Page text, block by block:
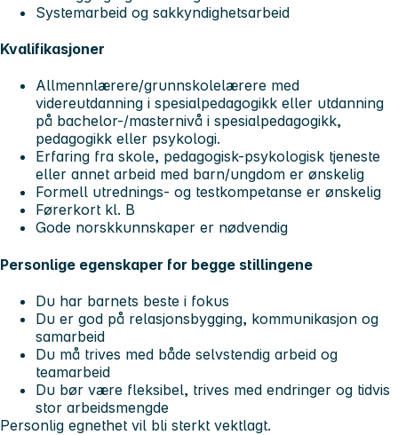
Systemarbeid og sakkyndighetsarbeid
Kvalifikasjoner
Allmennlærere/grunnskolelærere med
videreutdanning i spesialpedagogikk eller utdanning
på bachelor-/masternivå i spesialpedagogikk,
pedagogikk eller psykologi.
Erfaring fra skole, pedagogisk-psykologisk tjeneste
eller annet arbeid med barn/ungdom er ønskelig
Formell utrednings- og testkompetanse er ønskelig
Førerkort kl. B
Gode norskkunnskaper er nødvendig
Personlige egenskaper for begge stillingene
Du har barnets beste i fokus
Du er god på relasjonsbygging, kommunikasjon og
samarbeid
Du må trives med både selvstendig arbeid og
teamarbeid
Du bør være fleksibel, trives med endringer og tidvis
stor arbeidsmengde
Personlig egnethet vil bli sterkt vektlagt.